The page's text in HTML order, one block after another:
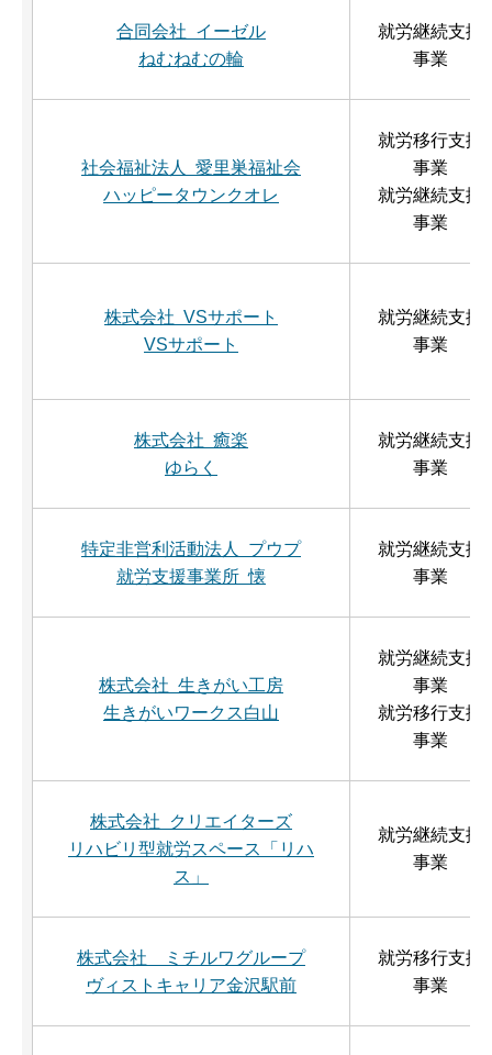
合同会社 イーゼル
ねむねむの輪
就労継続支援
事業
社会福祉法人 愛里巣福祉会
ハッピータウンクオレ
就労移行支援
事業
就労継続支援
事業
株式会社 VSサポート
VSサポート
就労継続支援
事業
株式会社 癒楽
ゆらく
就労継続支援
事業
特定非営利活動法人 プウプ
就労支援事業所 懐
就労継続支援
事業
株式会社 生きがい工房
生きがいワークス白山
就労継続支援
事業
就労移行支援
事業
株式会社 クリエイターズ
リハビリ型就労スペース「リハ
ス」
就労継続支援
事業
株式会社 ミチルワグループ
ヴィストキャリア金沢駅前
就労移行支援
事業